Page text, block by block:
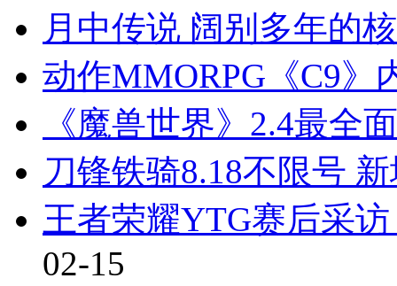
月中传说 阔别多年的
动作MMORPG《C9》
《魔兽世界》2.4最全
刀锋铁骑8.18不限号
王者荣耀YTG赛后采
02-15